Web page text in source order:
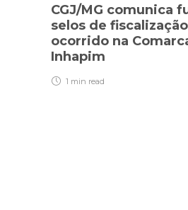
CGJ/MG comunica
selos de fiscalização
ocorrido na
Inhapim
1 min read